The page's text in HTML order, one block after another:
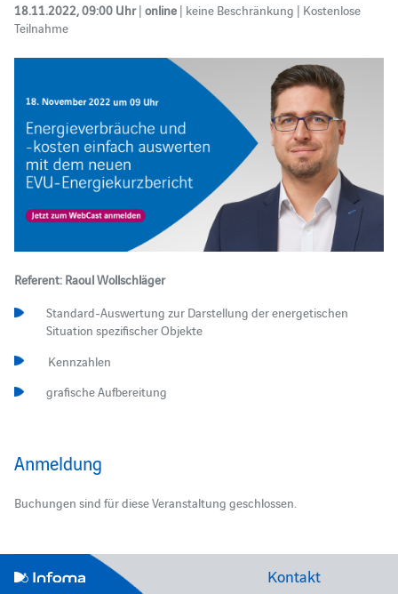
18.11.2022, 09:00 Uhr| online | keine Beschränkung | Kostenlose
Teilnahme
Referent: Raoul Wollschläger
Standard-Auswertung zur Darstellung der energetischen
Situation spezifischer Objekte
Kennzahlen
grafische Aufbereitung
Anmeldung
Buchungen sind für diese Veranstaltung geschlossen.
Kontakt